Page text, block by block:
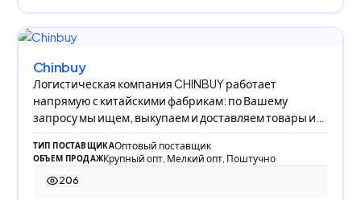
Chinbuy
Логистическая компания CHINBUY работает
напрямую с китайскими фабрикам: по Вашему
запросу мы ищем, выкупаем и доставляем товары из
Китая в Р
ТИП ПОСТАВЩИКАОптовый поставщик
ОБЪЕМ ПРОДАЖКрупный опт, Мелкий опт, Поштучно
206
206 просмотров